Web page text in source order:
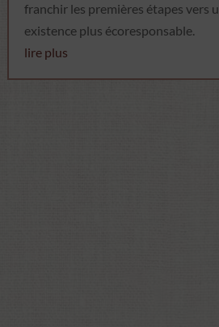
franchir les premières étapes vers
existence plus écoresponsable.
lire plus